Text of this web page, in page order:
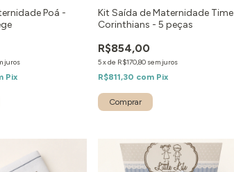
Poá -
juros
Pix
Kit Saída de Maternidade Time
Corinthians - 5 peças
R$854,00
5xde R$170,80 sem juros
R$811,30 com Pix
Comprar